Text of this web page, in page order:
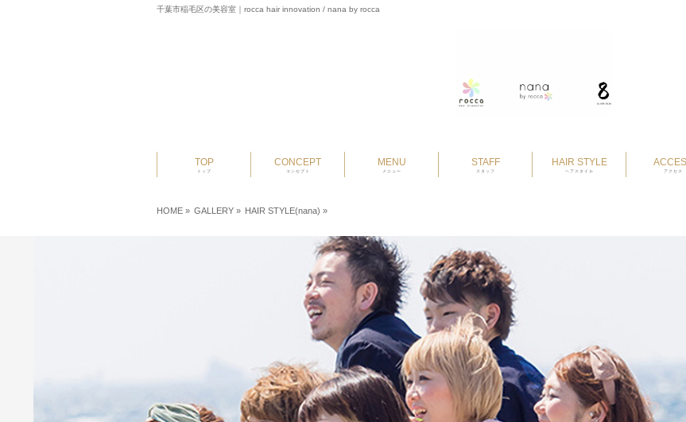
千葉市稲毛区の美容室｜rocca hair innovation / nana by rocca
TOP
トップ
CONCEPT
コンセプト
MENU
メニュー
STAFF
スタッフ
HAIR STYLE
ヘアスタイル アクセス
HOME » GALLERY » HAIR STYLE(nana) »